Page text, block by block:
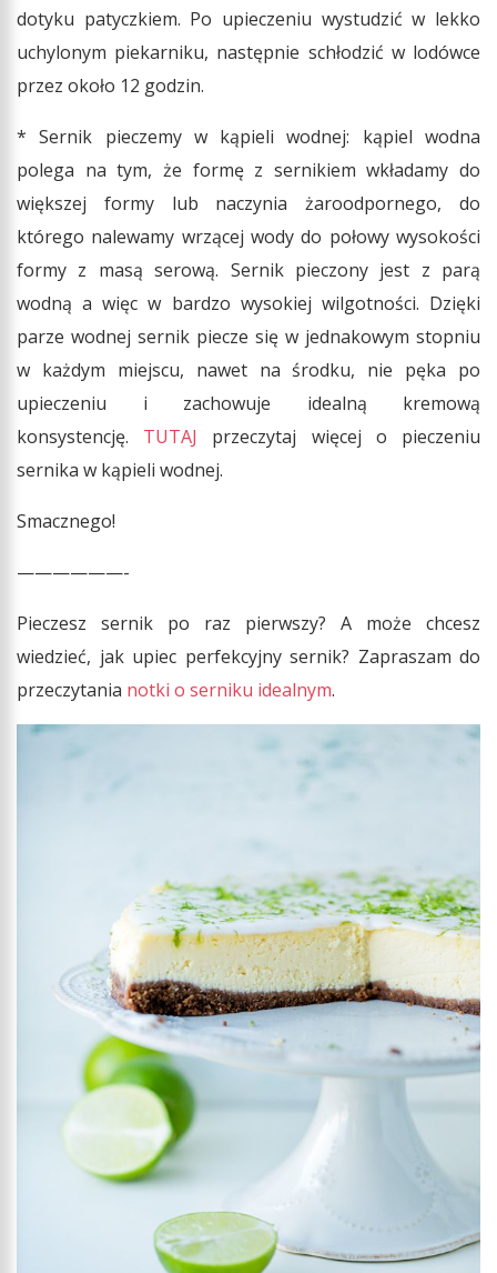
dotyku patyczkiem. Po upieczeniu wystudzić w lekko
uchylonym piekarniku, następnie schłodzić w lodówce
przez około 12 godzin.
* Sernik pieczemy w kąpieli wodnej: kąpiel wodna
polega na tym, że formę z sernikiem wkładamy do
większej formy lub naczynia żaroodpornego, do
którego nalewamy wrzącej wody do połowy wysokości
formy z masą serową. Sernik pieczony jest z parą
wodną a więc w bardzo wysokiej wilgotności. Dzięki
parze wodnej sernik piecze się w jednakowym stopniu
w każdym miejscu, nawet na środku, nie pęka po
upieczeniu i zachowuje idealną kremową
konsystencję.
TUTAJ
przeczytaj więcej o pieczeniu
sernika w kąpieli wodnej.
Smacznego!
——————-
Pieczesz sernik po raz pierwszy? A może chcesz
wiedzieć, jak upiec perfekcyjny sernik? Zapraszam do
przeczytania notki o serniku idealnym.